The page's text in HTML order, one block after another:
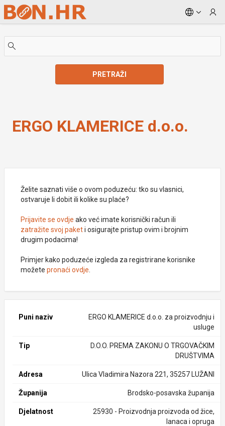
Skip to Main Content
PRETRAŽI
ERGO KLAMERICE d.o.o.
Želite saznati više o ovom poduzeću: tko su vlasnici,
ostvaruje li dobit ili kolike su plaće?
Prijavite se ovdje ako već imate korisnički račun ili
zatražite svoj paketi osigurajte pristup ovim i brojnim
drugim podacima!
Primjer kako poduzeće izgleda za registrirane korisnike
možete pronaći ovdje
Puni naziv
ERGO KLAMERICE d.o.o. za proizvodnju i
usluge
Tip
D.O.O. PREMA ZAKONU O TRGOVAČKIM
DRUŠTVIMA
Adresa Ulica Vladimira Nazora 221, 35257 LUŽANI
Županija Brodsko-posavska županija
Djelatnost
25930 - Proizvodnja proizvoda od žice,
lanaca i opruga